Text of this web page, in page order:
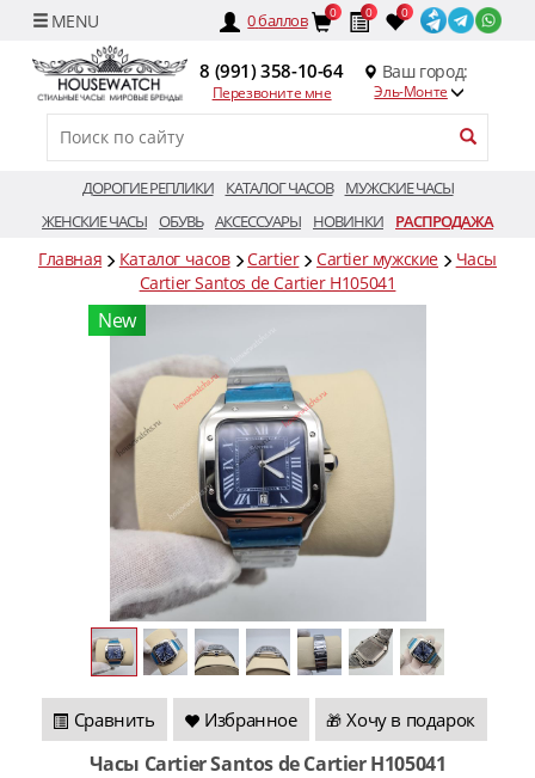
0баллов 0 0 0
8 (991) 358-10-64
Перезвоните мне
Ваш город:
Эль-Монте
ДОРОГИЕ РЕПЛИКИ КАТАЛОГ ЧАСОВ
МУЖСКИЕ ЧАСЫ
ЖЕНСКИЕ ЧАСЫ ОБУВЬ АКСЕССУАРЫ НОВИНКИ РАСПРОДАЖА
Главная Каталог часов Cartier Cartier мужские
Часы
Cartier Santos de Cartier H105041
New
Сравнить Избранное 🎁 Хочу в подарок
Часы Cartier Santos de Cartier H105041